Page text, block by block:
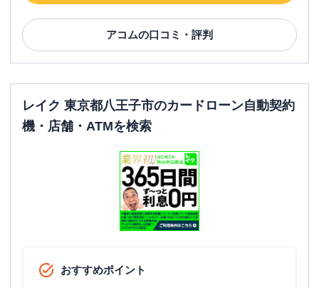
アコムの口コミ・評判
レイク 東京都八王子市のカードローン自動契約
機・店舗・ATMを検索
おすすめポイント